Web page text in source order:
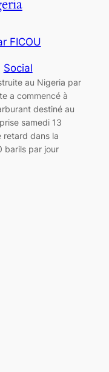
FICOU
Social
au Nigeria par
a commencé à
destiné au
samedi 13
retard dans la
barils par jour